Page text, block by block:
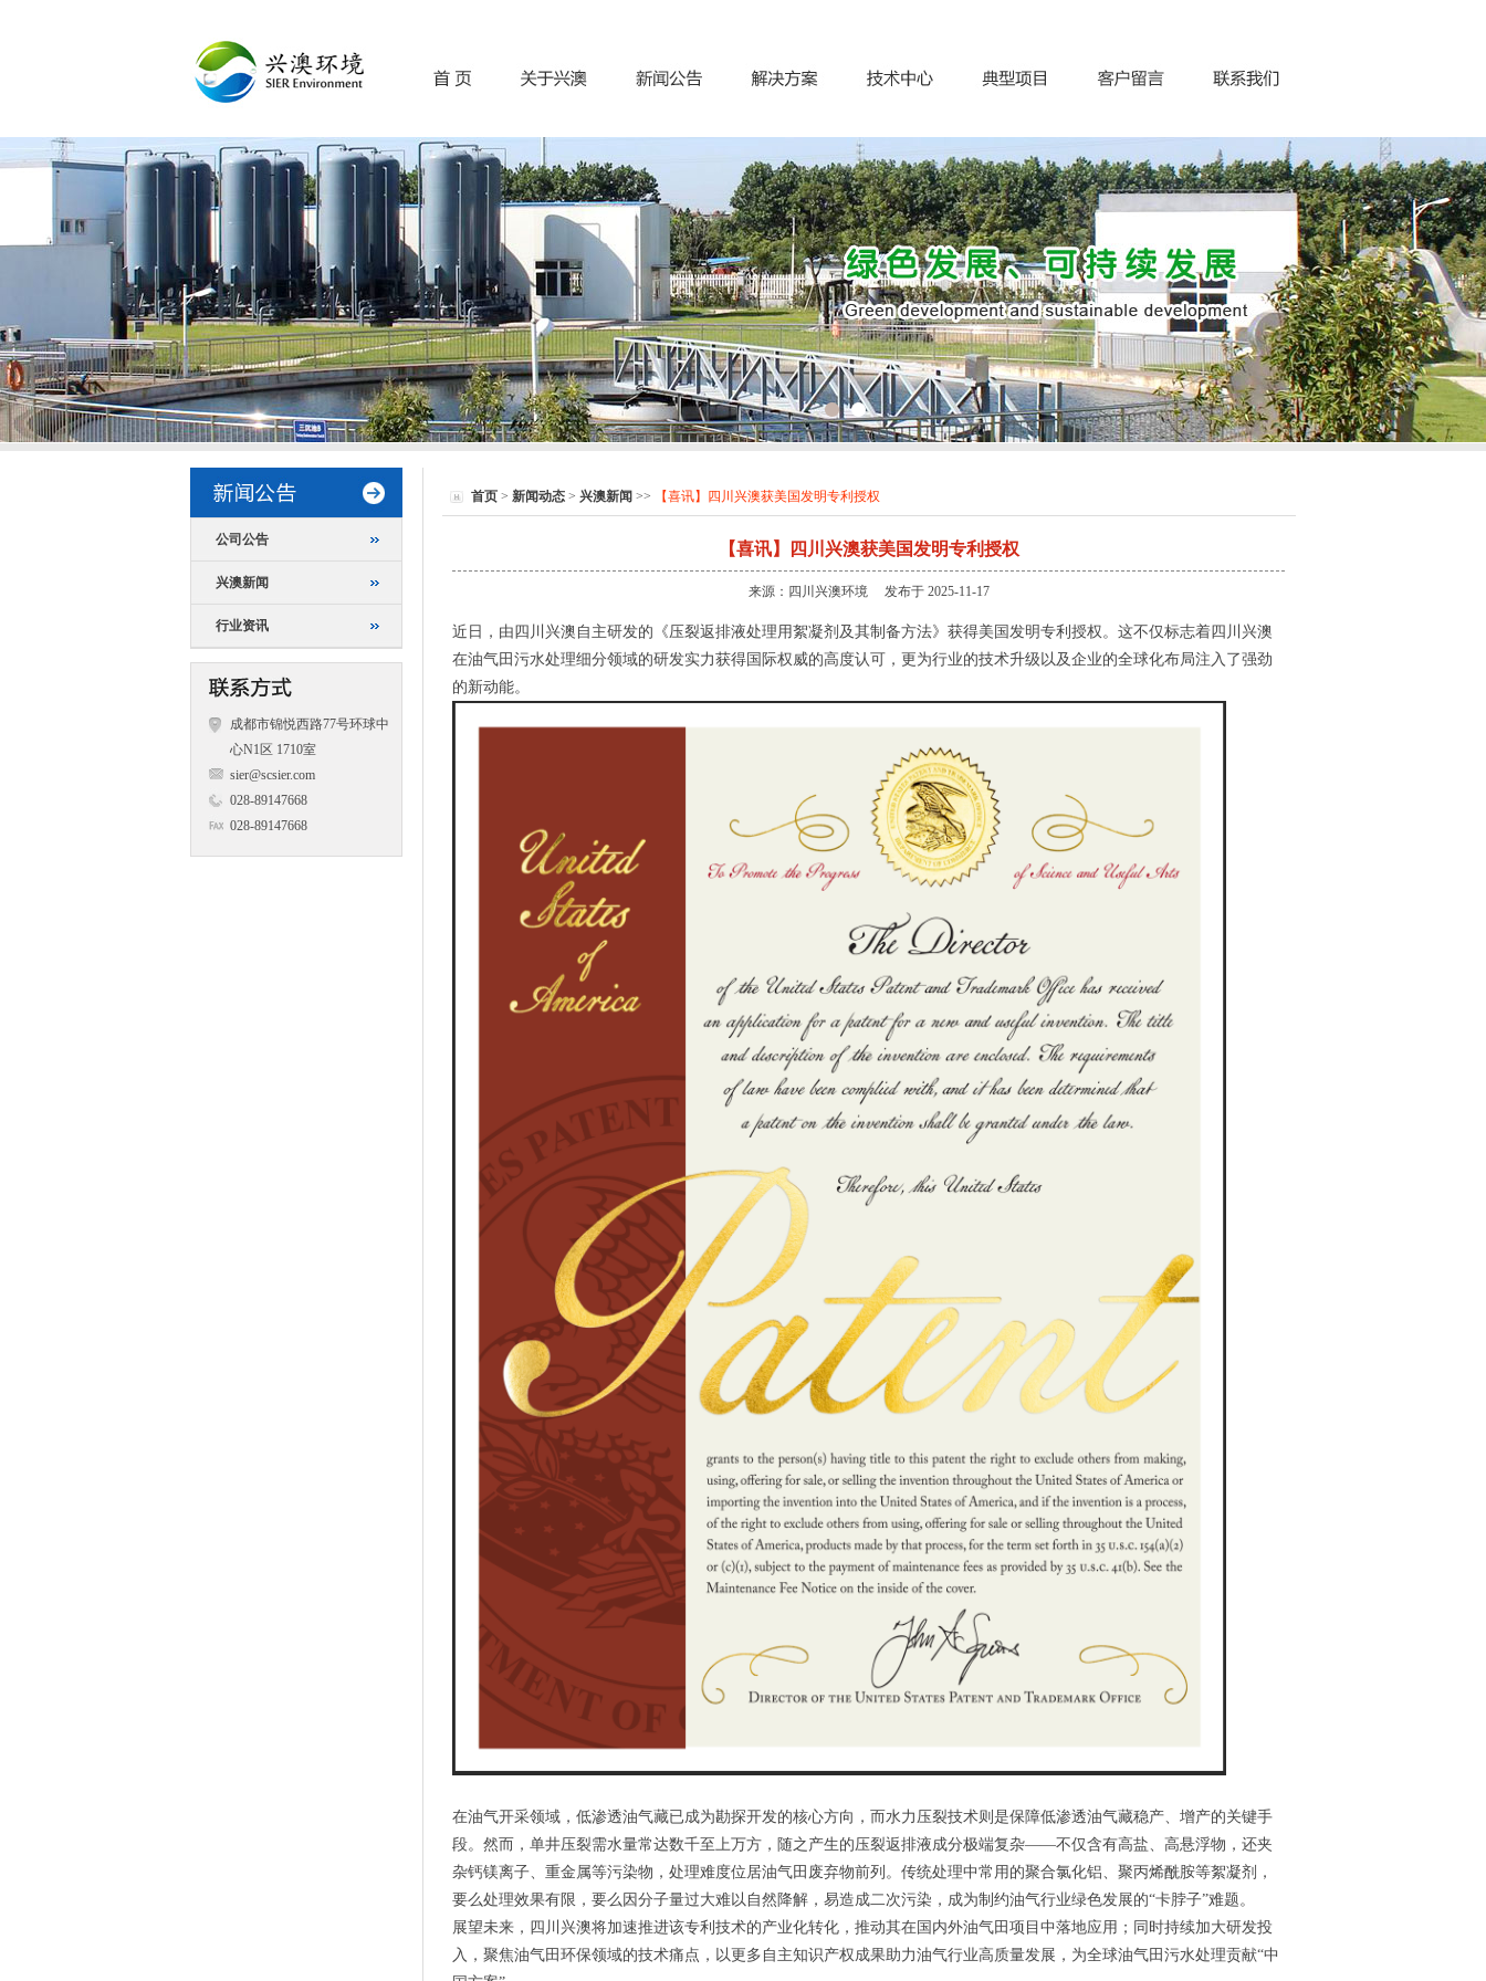
公司公告
兴澳新闻
行业资讯
成都市锦悦西路77号环球中
心N1区 1710室
sier@scsier.com
028-89147668
028-89147668
首页 > 新闻动态 > 兴澳新闻 >> 【喜讯】四川兴澳获美国发明专利授权
【喜讯】四川兴澳获美国发明专利授权
来源：四川兴澳环境 发布于 2025-11-17
近日，由四川兴澳自主研发的《压裂返排液处理用絮凝剂及其制备方法》获得美国发明专利授权。这不仅标志着四川兴澳
在油气田污水处理细分领域的研发实力获得国际权威的高度认可，更为行业的技术升级以及企业的全球化布局注入了强劲
的新动能。
在油气开采领域，低渗透油气藏已成为勘探开发的核心方向，而水力压裂技术则是保障低渗透油气藏稳产、增产的关键手
段。然而，单井压裂需水量常达数千至上万方，随之产生的压裂返排液成分极端复杂——不仅含有高盐、高悬浮物，还夹
杂钙镁离子、重金属等污染物，处理难度位居油气田废弃物前列。传统处理中常用的聚合氯化铝、聚丙烯酰胺等絮凝剂，
要么处理效果有限，要么因分子量过大难以自然降解，易造成二次污染，成为制约油气行业绿色发展的“卡脖子”难题。
展望未来，四川兴澳将加速推进该专利技术的产业化转化，推动其在国内外油气田项目中落地应用；同时持续加大研发投
入，聚焦油气田环保领域的技术痛点，以更多自主知识产权成果助力油气行业高质量发展，为全球油气田污水处理贡献“中